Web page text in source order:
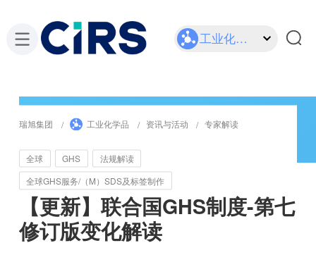
工业化学品
瑞旭集团 工业化学品 资讯与活动 专家解读
全球 GHS
法规解读
全球GHS服务/（M）SDS及标签制作
【更新】联合国GHS制度-第七
修订版变化解读